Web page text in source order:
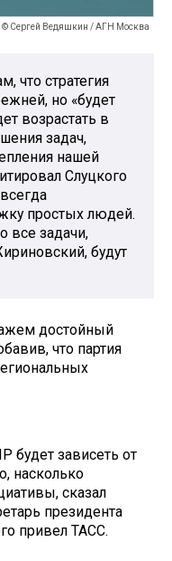
© Сергей Ведяшкин / АГН Москва
что стратегия
но «будет
возрастать в
задач,
нашей
Слуцкого
простых людей.
все задачи,
будут
достойный
что партия
будет зависеть от
насколько
сказал
президента
привел ТАСС.